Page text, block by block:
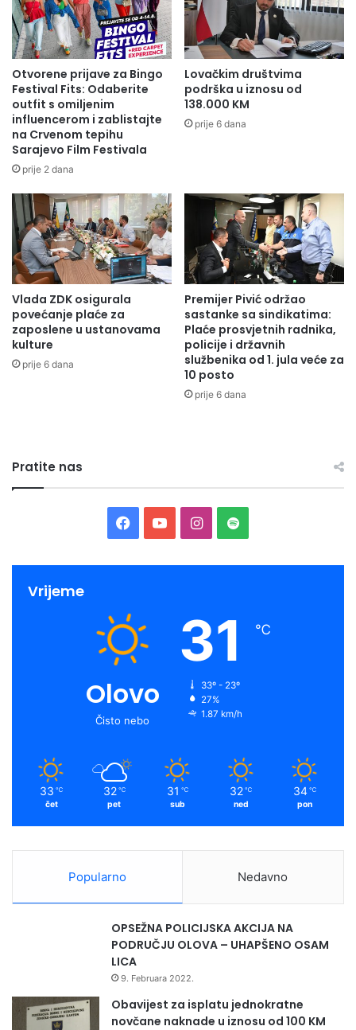
Otvorene prijave za Bingo
Festival Fits: Odaberite
outfit s omiljenim
influencerom i zablistajte
na Crvenom tepihu
Sarajevo Film Festivala
prije 2 dana
Lovačkim društvima
podrška u iznosu od
138.000 KM
prije 6 dana
Vlada ZDK osigurala
povećanje plaće za
zaposlene u ustanovama
kulture
prije 6 dana
Premijer Pivić održao
sastanke sa sindikatima:
Plaće prosvjetnih radnika,
policije i državnih
službenika od 1. jula veće za
10 posto
prije 6 dana
Pratite nas
Facebook
YouTubeInstagram
Spotify
Vrijeme
Olovo
Čisto nebo
31 ℃
33º - 23º
27%
1.87 km/h
33 ℃
čet
32 ℃
pet
31 ℃
sub
32 ℃
ned
34 ℃
pon
Popularno Nedavno
OPSEŽNA POLICIJSKA AKCIJA NA
PODRUČJU OLOVA – UHAPŠENO OSAM
LICA
9. Februara 2022.
Obavijest za isplatu jednokratne
novčane naknade u iznosu od 100 KM